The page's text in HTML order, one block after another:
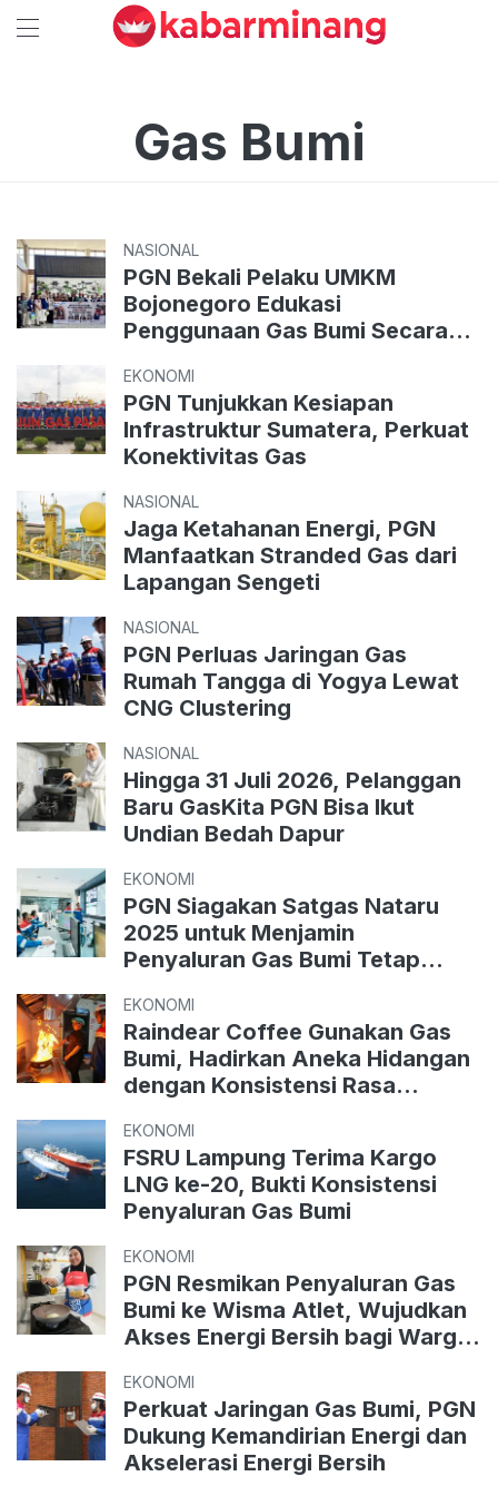
Gas Bumi
NASIONAL
PGN Bekali Pelaku UMKM
Bojonegoro Edukasi
Penggunaan Gas Bumi Secara
EKONOMI
PGN Tunjukkan Kesiapan
Infrastruktur Sumatera, Perkuat
Konektivitas Gas
NASIONAL
Jaga Ketahanan Energi, PGN
Manfaatkan Stranded Gas dari
Lapangan Sengeti
NASIONAL
PGN Perluas Jaringan Gas
Rumah Tangga di Yogya Lewat
CNG Clustering
NASIONAL
Hingga 31 Juli 2026, Pelanggan
Baru GasKita PGN Bisa Ikut
Undian Bedah Dapur
EKONOMI
PGN Siagakan Satgas Nataru
2025 untuk Menjamin
Penyaluran Gas Bumi Tetap
EKONOMI
Raindear Coffee Gunakan Gas
Bumi, Hadirkan Aneka Hidangan
dengan Konsistensi Rasa
EKONOMI
FSRU Lampung Terima Kargo
LNG ke-20, Bukti Konsistensi
Penyaluran Gas Bumi
EKONOMI
PGN Resmikan Penyaluran Gas
Bumi ke Wisma Atlet, Wujudkan
Akses Energi Bersih bagi Warga
EKONOMI
Perkuat Jaringan Gas Bumi, PGN
Dukung Kemandirian Energi dan
Akselerasi Energi Bersih